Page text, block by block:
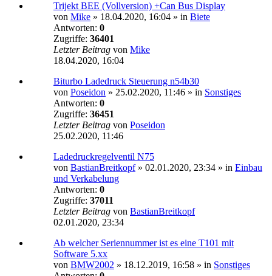
Trijekt BEE (Vollversion) +Can Bus Display
von Mike » 18.04.2020, 16:04 » in Biete
Antworten: 0
Zugriffe: 36401
Letzter Beitrag von Mike
18.04.2020, 16:04
Biturbo Ladedruck Steuerung n54b30
von Poseidon » 25.02.2020, 11:46 » in Sonstiges
Antworten: 0
Zugriffe: 36451
Letzter Beitrag von Poseidon
25.02.2020, 11:46
Ladedruckregelventil N75
von BastianBreitkopf» 02.01.2020, 23:34 » in Einbau
und Verkabelung
Antworten: 0
Zugriffe: 37011
Letzter Beitrag von BastianBreitkopf
02.01.2020, 23:34
Ab welcher Seriennummer ist es eine T101 mit
Software 5.xx
von BMW2002 » 18.12.2019, 16:58 » in Sonstiges